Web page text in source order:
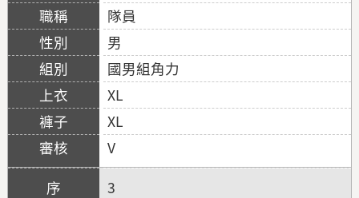
隊員
男
國男組角力
XL
XL
V
3